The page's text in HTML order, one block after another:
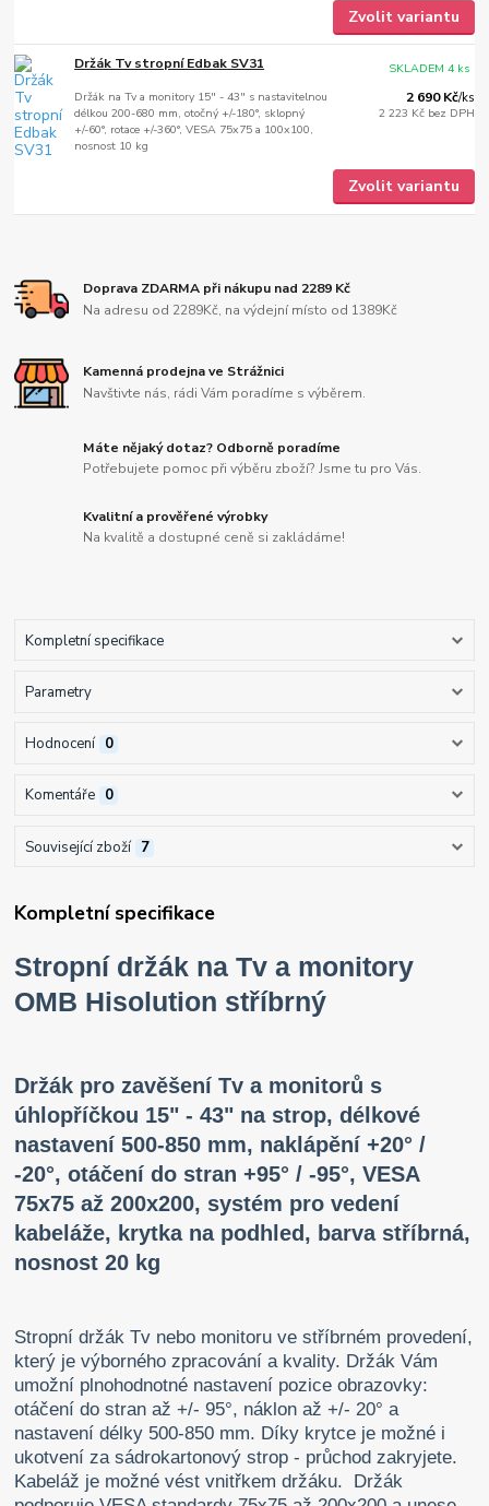
Zvolit variantu
Držák Tv stropní Edbak SV31
Držák na Tv a monitory 15" - 43" s nastavitelnou
délkou 200-680 mm, otočný +/-180°, sklopný
+/-60°, rotace +/-360°, VESA 75x75 a 100x100,
nosnost 10 kg
2 690 Kč/ks
2 223 Kč bez DPH
SKLADEM 4 ks
Zvolit variantu
Doprava ZDARMA při nákupu nad 2289 Kč
Na adresu od 2289Kč, na výdejní místo od 1389Kč
Kamenná prodejna ve Strážnici
Navštivte nás, rádi Vám poradíme s výběrem.
Máte nějaký dotaz? Odborně poradíme
Potřebujete pomoc při výběru zboží? Jsme tu pro Vás.
Kvalitní a prověřené výrobky
Na kvalitě a dostupné ceně si zakládáme!
Kompletní specifikace
Parametry
Hodnocení 0
Komentáře 0
Související zboží 7
Kompletní specifikace
Stropní držák na Tv a monitory
OMB Hisolution stříbrný
Držák pro zavěšení Tv a monitorů s
úhlopříčkou 15" - 43" na strop, délkové
nastavení 500-850 mm, naklápění +20° /
-20°, otáčení do stran +95° / -95°, VESA
75x75 až 200x200, systém pro vedení
kabeláže, krytka na podhled, barva stříbrná,
nosnost 20 kg
Stropní držák Tv nebo monitoru ve stříbrném provedení,
který je výborného zpracování a kvality. Držák Vám
umožní plnohodnotné nastavení pozice obrazovky:
otáčení do stran až +/- 95°, náklon až +/- 20° a
nastavení délky 500-850 mm. Díky krytce je možné i
ukotvení za sádrokartonový strop - průchod zakryjete.
Kabeláž je možné vést vnitřkem držáku. Držák